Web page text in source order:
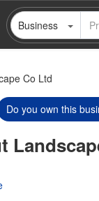
Business
Co Ltd
Do you own this